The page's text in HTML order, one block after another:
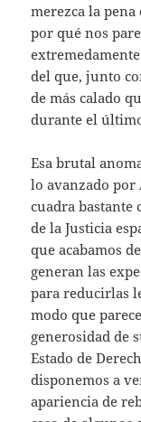
merezca la
por qué nos
del que, junto
de más calado
durante el
Esa brutal
lo avanzado por
cuadra bastante
de la Justicia
que acabamos
generan las
para reducirlas
modo que
generosidad de
Estado de
disponemos a
apariencia de